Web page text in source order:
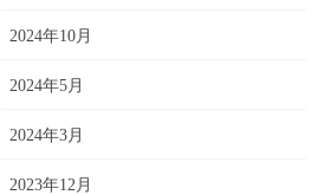
2024年10月
2024年5月
2024年3月
2023年12月